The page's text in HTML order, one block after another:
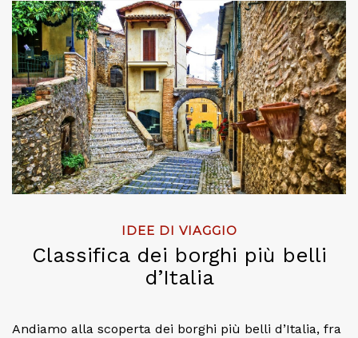
IDEE DI VIAGGIO
Classifica dei borghi più belli
d’Italia
Andiamo alla scoperta dei borghi più belli d’Italia, fra